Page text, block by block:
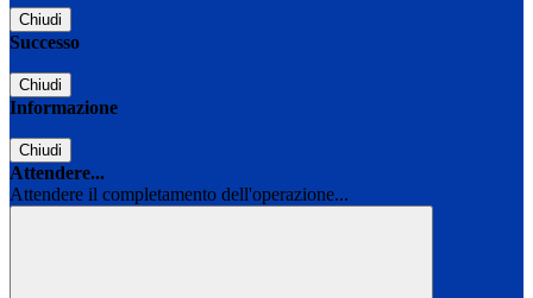
Chiudi
Successo
Chiudi
Informazione
Chiudi
Attendere...
Attendere il completamento dell'operazione...